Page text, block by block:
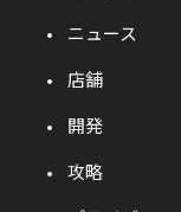
ニュース
店舗
開発
攻略